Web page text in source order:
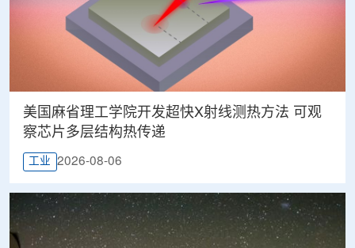
美国麻省理工学院开发超快X射线测热方法 可观
察芯片多层结构热传递
工业 2026-08-06